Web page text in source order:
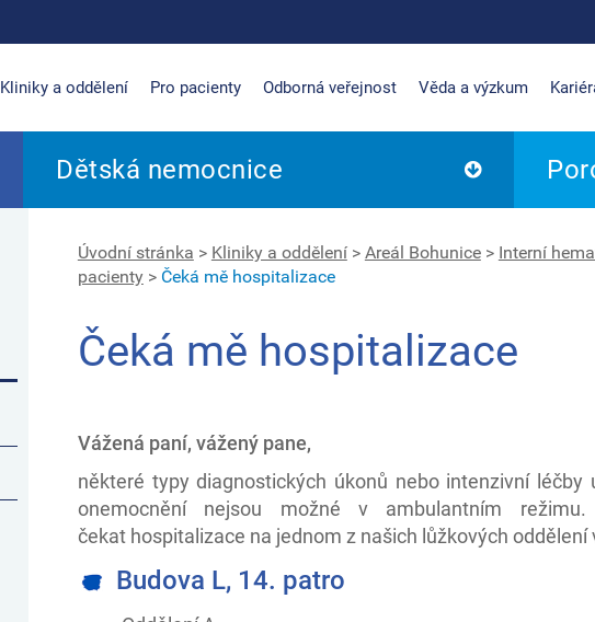
Kliniky a oddělení Pro pacienty Odborná veřejnost Věda a výzkum
Dětská nemocnice
Úvodní stránka > Kliniky a oddělení> Areál Bohunice> Interní
pacienty> Čeká mě hospitalizace
Čeká mě hospitalizace
Vážená paní, vážený pane,
některé typy diagnostických úkonů nebo intenzivní léčby
onemocnění nejsou možné v ambulantním
čekat hospitalizace na jednom z našich lůžkových oddělení
Budova L, 14. patro